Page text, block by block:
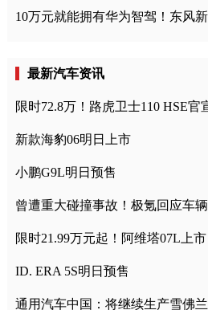
10万元就能拥有华为智驾！东风
最新汽车资讯
限时72.8万！路虎卫士110 HSE官
新款海豹06明日上市
小鹏G9L明日预售
曾遭重大碰撞事故！极氪回应车
限时21.99万元起！阿维塔07L上市
ID. ERA 5S明日预售
通用汽车中国：将继续生产雪佛